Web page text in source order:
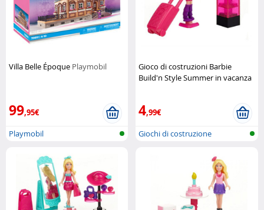
Villa Belle Époque Playmobil
99,95€
Playmobil
Gioco di costruzioni Barbie
Build'n Style Summer in vacanza
4,99€
Giochi di costruzione